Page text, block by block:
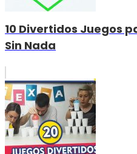
10 Divertidos Juegos
Sin Nada